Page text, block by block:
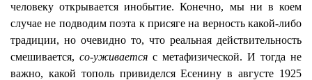
человеку открывается инобытие. Конечно, мы ни в коем
случае не подводим поэта к присяге на верность какой-либо
традиции, но очевидно то, что реальная действительность
смешивается, со-уживается с метафизической. И тогда не
важно, какой тополь привиделся Есенину в августе 1925